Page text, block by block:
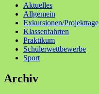
Aktuelles
Allgemein
Exkursionen/Projekttage
Klassenfahrten
Praktikum
Schülerwettbewerbe
Sport
Archiv